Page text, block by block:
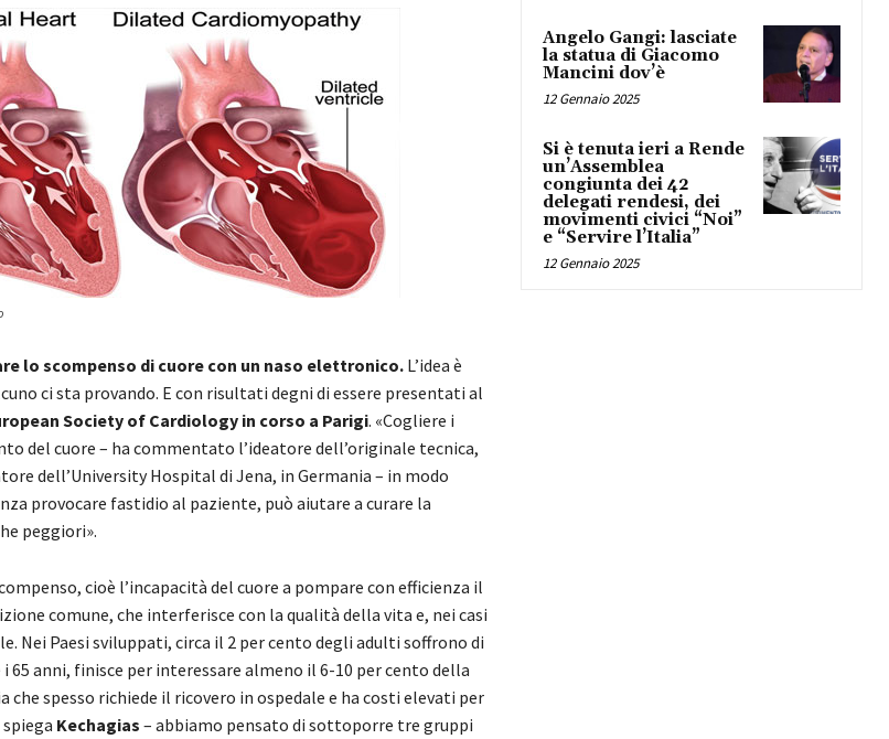
lo scompenso di cuore con un naso elettronico.L’idea è
ci sta provando. E con risultati degni di essere presentati al
Society of Cardiology in corso a Parigi. «Cogliere i
del cuore – ha commentato l’ideatore dell’originale tecnica,
dell’University Hospital di Jena, in Germania – in modo
provocare fastidio al paziente, può aiutare a curare la
peggiori».
cioè l’incapacità del cuore a pompare con efficienza il
comune, che interferisce con la qualità della vita e, nei casi
Nei Paesi sviluppati, circa il 2 per cento degli adulti soffrono di
65 anni, finisce per interessare almeno il 6-10 per cento della
che spesso richiede il ricovero in ospedale e ha costi elevati per
Kechagias – abbiamo pensato di sottoporre tre gruppi
Angelo Gangi: lasciate
la statua di Giacomo
Mancini dov’è
12 Gennaio 2025
Si è tenuta ieri a Rende
un’Assemblea
congiunta dei 42
delegati rendesi, dei
movimenti civici “Noi”
e “Servire l’Italia”
12 Gennaio 2025